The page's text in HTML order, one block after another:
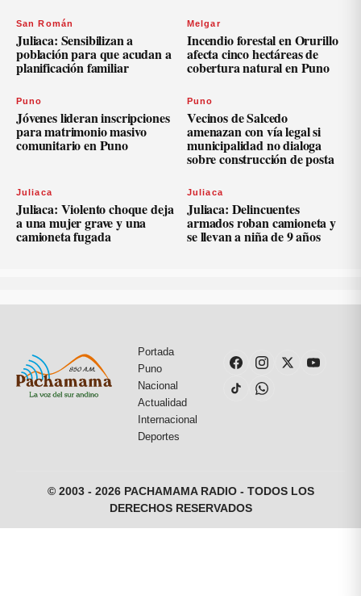
San Román
Juliaca: Sensibilizan a
población para que acudan a
planificación familiar
Melgar
Incendio forestal en Orurillo
afecta cinco hectáreas de
cobertura natural en Puno
Puno
Jóvenes lideran inscripciones
para matrimonio masivo
comunitario en Puno
Puno
Vecinos de Salcedo
amenazan con vía legal si
municipalidad no dialoga
sobre construcción de posta
Juliaca
Juliaca: Violento choque deja
a una mujer grave y una
camioneta fugada
Juliaca
Juliaca: Delincuentes
armados roban camioneta y
se llevan a niña de 9 años
Portada
Puno
Nacional
Actualidad
Internacional
Deportes
© 2003 - 2026 PACHAMAMA RADIO - TODOS LOS
DERECHOS RESERVADOS